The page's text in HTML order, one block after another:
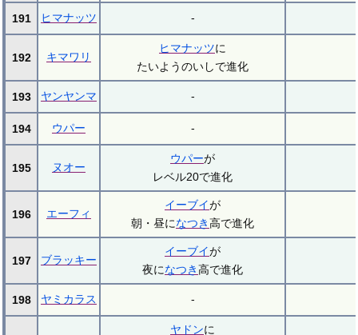
191 ヒマナッツ -
192 キマワリ
ヒマナッツに
たいようのいしで進化
193 ヤンヤンマ -
194 ウパー -
195 ヌオー
ウパーが
レベル20で進化
196 エーフィ
イーブイが
朝・昼になつき高で進化
197 ブラッキー
イーブイが
夜になつき高で進化
198 ヤミカラス -
ヤドンに